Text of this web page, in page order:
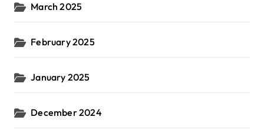
March 2025
February 2025
January 2025
December 2024